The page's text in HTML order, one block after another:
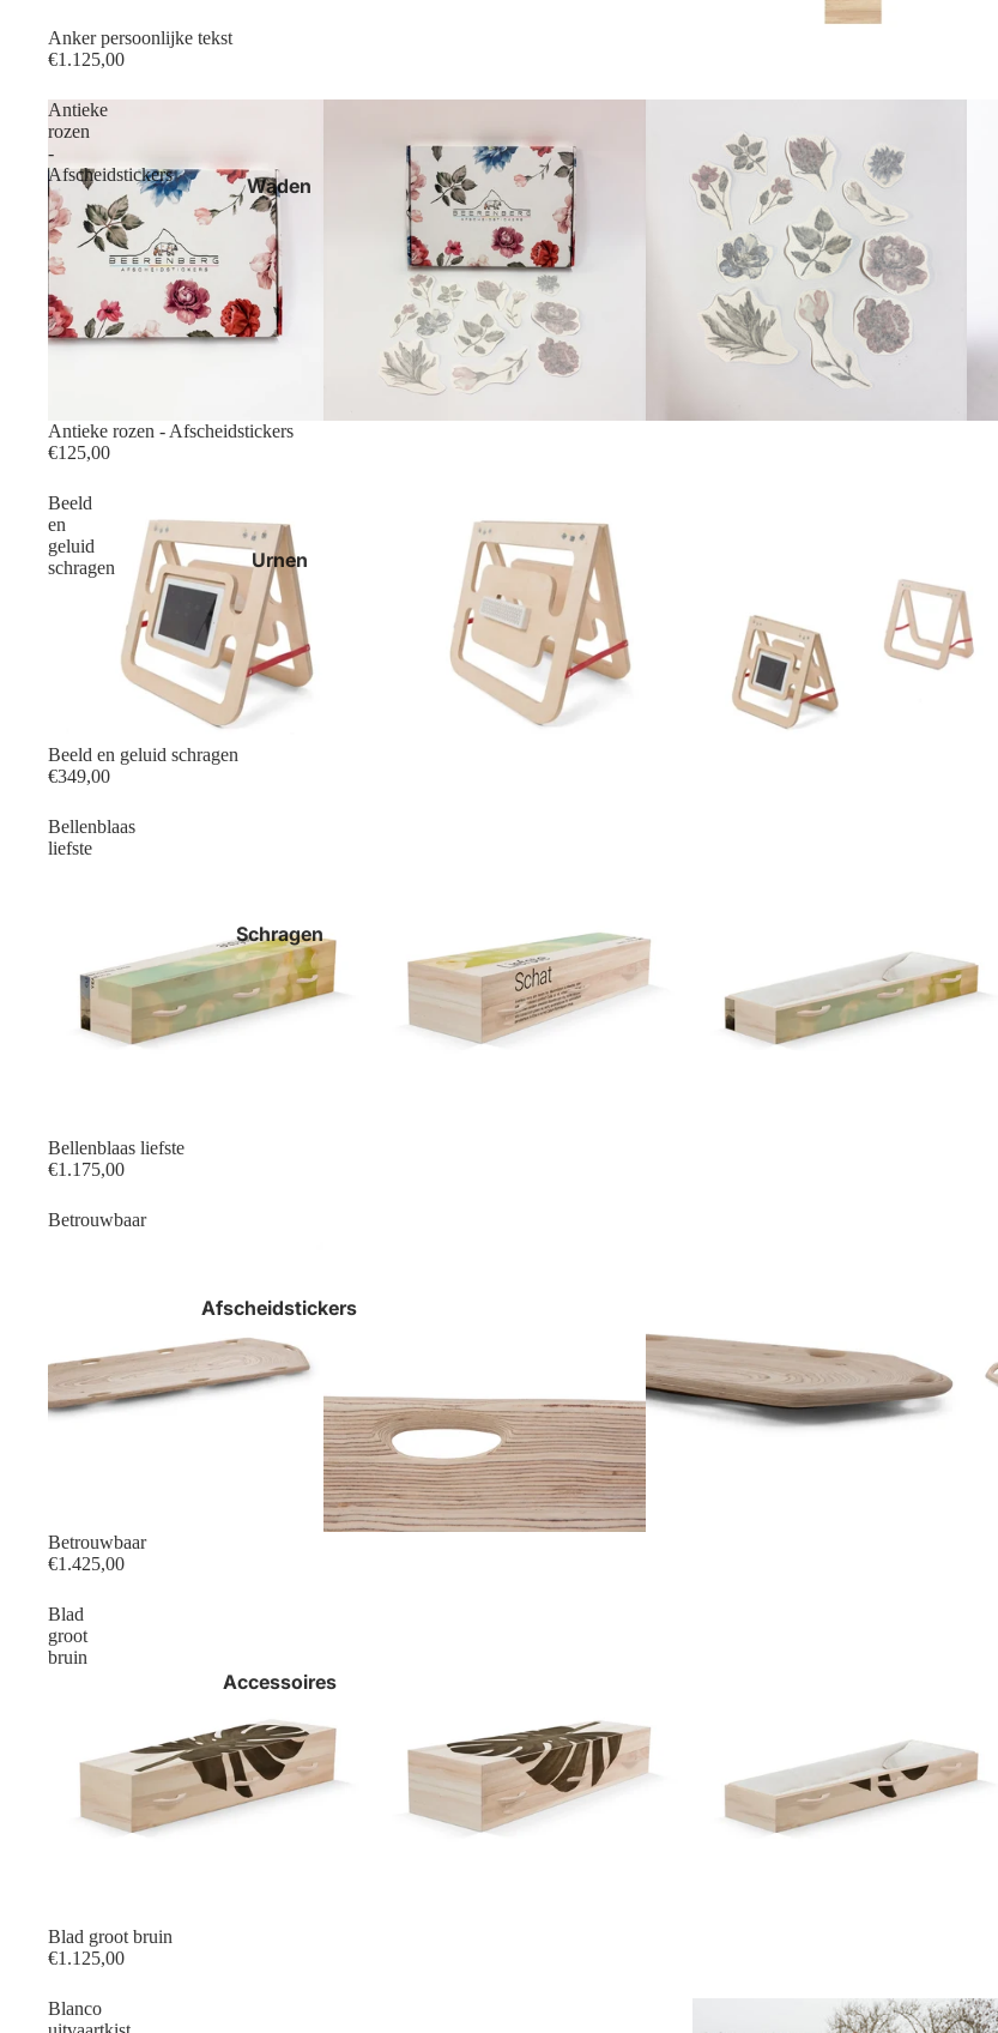
Waden
Urnen
Schragen
Afscheidstickers
Accessoires
Anker persoonlijke tekst
€1.125,00
Antieke
rozen
-
Afscheidstickers
Antieke rozen - Afscheidstickers
€125,00
Beeld
en
geluid
schragen
Beeld en geluid schragen
€349,00
Bellenblaas
liefste
Bellenblaas liefste
€1.175,00
Betrouwbaar
Betrouwbaar
€1.425,00
Blad
groot
bruin
Blad groot bruin
€1.125,00
Blanco